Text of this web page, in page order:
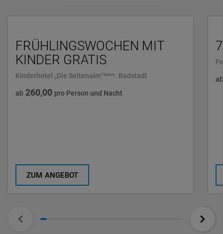
FRÜHLINGSWOCHEN MIT
KINDER GRATIS
Kinderhotel „Die Seitenalm“****. Radstadt
ab 260,00 pro Person und Nacht
ZUM ANGEBOT
ab